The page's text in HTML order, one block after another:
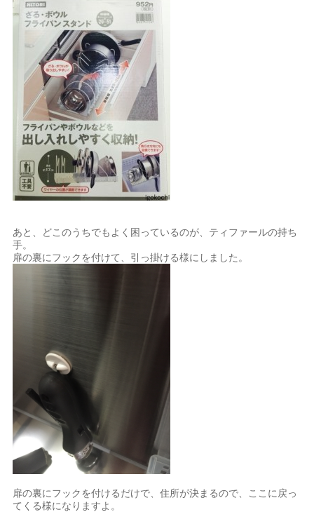
あと、どこのうちでもよく困っているのが、ティファールの持ち
手。
扉の裏にフックを付けて、引っ掛ける様にしました。
扉の裏にフックを付けるだけで、住所が決まるので、ここに戻っ
てくる様になりますよ。